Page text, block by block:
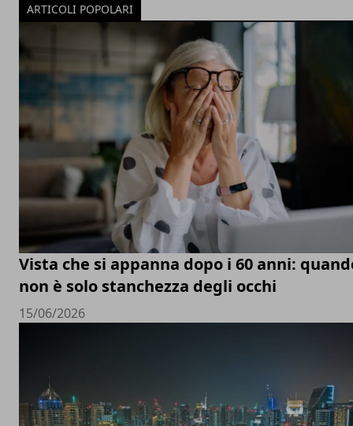
ARTICOLI POPOLARI
Vista che si appanna dopo i 60 anni:
non è solo stanchezza degli occhi
15/06/2026